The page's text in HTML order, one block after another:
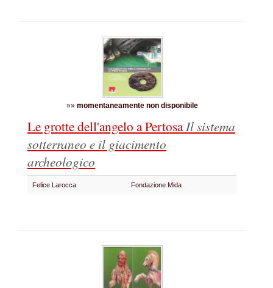
»» momentaneamente non disponibile
Le grotte dell'angelo a PertosaIl sistema
sotterraneo e il giacimento
archeologico
Felice Larocca Fondazione Mida